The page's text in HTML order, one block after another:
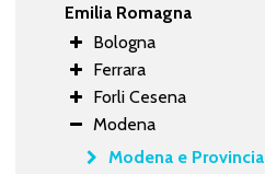
Emilia Romagna
Bologna
Ferrara
Forli Cesena
Modena
Modena e Provincia